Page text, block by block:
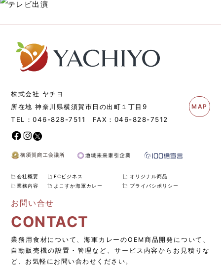
株式会社 ヤチヨ
所在地 神奈川県横須賀市日の出町１丁目9
TEL：046-828-7511 FAX： 046-828-7512
MAP
会社概要 FCビジネス
オリジナル商品
業務内容
よこすか海軍カレー プライバシポリシー
お問い合せ
CONTACT
業務用食材について、海軍カレーのOEM商品開発について、
自動販売機の設置・管理など、サービス内容からお見積りな
ど、お気軽にお問い合わせください。